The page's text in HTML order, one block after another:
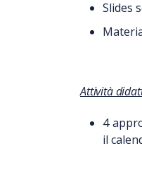
Slides
Attività
4
il